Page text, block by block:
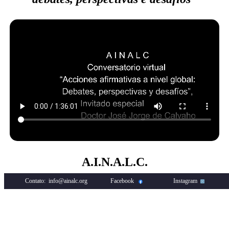
A.I.N.A.L.C.
Contato: info@ainalc.org Facebook Instagram